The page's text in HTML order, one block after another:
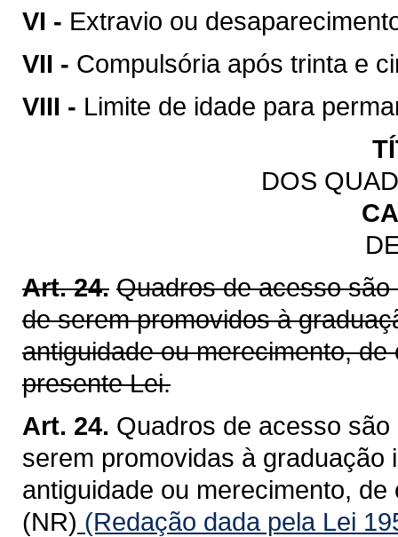
VI - Extravio ou
VII - Compulsória após trinta e
VIII - Limite de idade para
DOS
Art. 24. Quadros de acesso
de serem promovidos à
antiguidade ou merecimento,
presente Lei.
Art. 24. Quadros de acesso
serem promovidas à graduação
antiguidade ou merecimento,
(NR) (Redação dada pela Lei